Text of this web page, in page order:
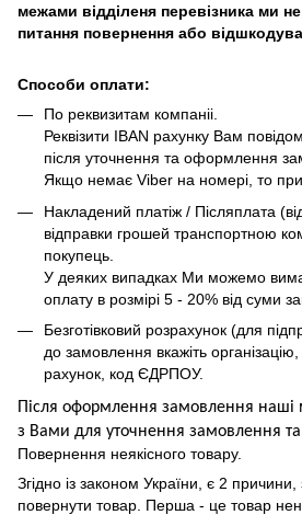
межами відділеня перевізника ми
питання повернення або
Способи оплати:
По реквизитам компаніі.
Реквізити IBAN рахунку Вам
після уточнення та оформлення
Якщо немає Viber на номері, то
Накладений платіж / Післяплата
відправки грошей транспортною
покупець.
У деяких випадках Ми можемо
оплату в розмірі 5 - 20% від суми
Безготівковий розрахунок (для
до замовлення вкажіть
рахунок, код ЄДРПОУ.
Після оформлення замовлення
з Вами для уточнення замовлення та
Повернення неякісного товару.
Згідно із законом України, є 2
повернути товар. Перша - це товар